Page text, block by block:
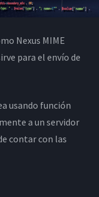
Nexus MIME
para el envío de
usando función
a un servidor
contar con las